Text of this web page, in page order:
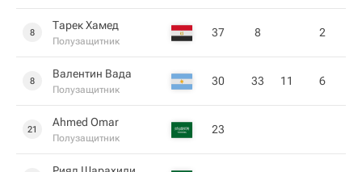
8
Тарек Хамед
Полузащитник
37 8 2
8
Валентин Вада
Полузащитник
30 33 11 6
21
Ahmed Omar
Полузащитник
23